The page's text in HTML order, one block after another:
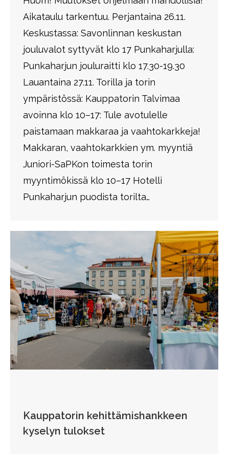
Aikataulu tarkentuu. Perjantaina 26.11.
Keskustassa: Savonlinnan keskustan
jouluvalot syttyvät klo 17 Punkaharjulla:
Punkaharjun jouluraitti klo 17.30-19.30
Lauantaina 27.11. Torilla ja torin
ympäristössä: Kauppatorin Talvimaa
avoinna klo 10–17: Tule avotulelle
paistamaan makkaraa ja vaahtokarkkeja!
Makkaran, vaahtokarkkien ym. myyntiä
Juniori-SaPKon toimesta torin
myyntimökissä klo 10–17 Hotelli
Punkaharjun puodista torilta…
Kauppatorin kehittämishankkeen
kyselyn tulokset